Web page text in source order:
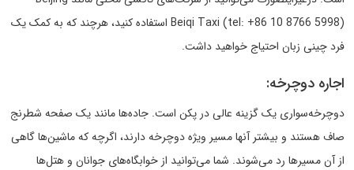
Beiqi Taxi (tel: +86 10 8766 5998) استفاده کنید، هرچند که به کمک یک
فرد چینی زبان احتیاج خواهید داشت.
اجاره دوچرخه:
دوچرخه‌سواری یک گزینه عالی در پکن است. جاده‌ها مانند یک صفحه شطرنج
صاف هستند و بیشتر آنها مسیر ویژه دوچرخه دارند، اگرچه که ماشین‌ها گاهی
از آن مسیرها رد می‌شوند. شما می‌توانید از خوابگاه‌های جوانان و هتل‌ها